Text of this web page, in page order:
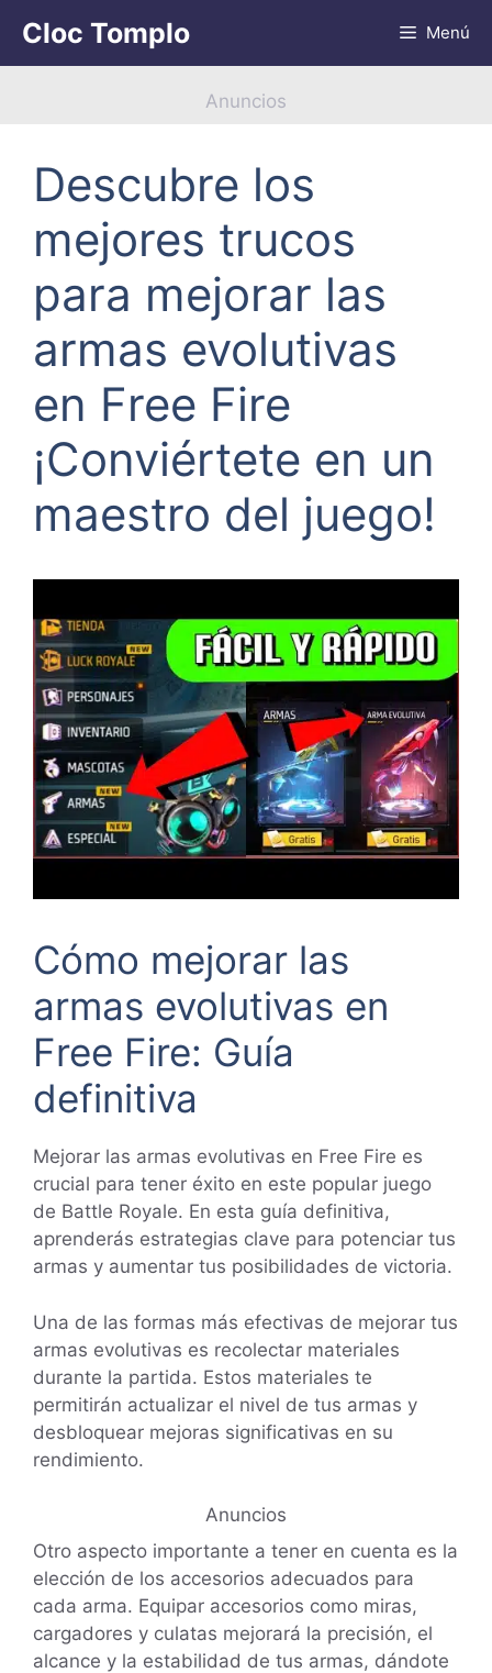
contenido
Cloc Tomplo Menú
Anuncios
Descubre los
mejores trucos
para mejorar las
armas evolutivas
en Free Fire
¡Conviértete en un
maestro del juego!
Cómo mejorar las
armas evolutivas en
Free Fire: Guía
definitiva
Mejorar las armas evolutivas en Free Fire es
crucial para tener éxito en este popular juego
de Battle Royale. En esta guía definitiva,
aprenderás estrategias clave para potenciar tus
armas y aumentar tus posibilidades de victoria.
Una de las formas más efectivas de mejorar tus
armas evolutivas es recolectar materiales
durante la partida. Estos materiales te
permitirán actualizar el nivel de tus armas y
desbloquear mejoras significativas en su
rendimiento.
Anuncios
Otro aspecto importante a tener en cuenta es la
elección de los accesorios adecuados para
cada arma. Equipar accesorios como miras,
cargadores y culatas mejorará la precisión, el
alcance y la estabilidad de tus armas, dándote